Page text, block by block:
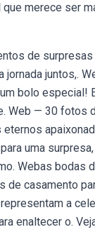
merece ser
de
juntos,.
bolo especial!
Web — 30 fotos
uma
Webas bodas
de casamento
a
enaltecer o.